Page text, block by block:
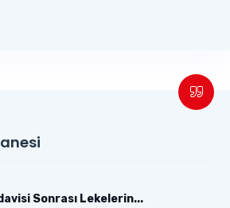
Sonrası Lekelerin...